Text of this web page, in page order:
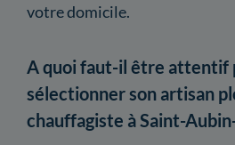
votre domicile.
A quoi faut-il être attentif
sélectionner son artisan
chauffagiste à Saint-